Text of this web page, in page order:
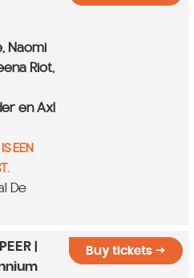
Naomi
Riot,
en Axl
EEN
De
|
Buy tickets